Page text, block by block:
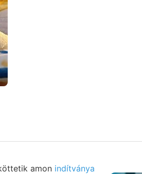
amon indítványa